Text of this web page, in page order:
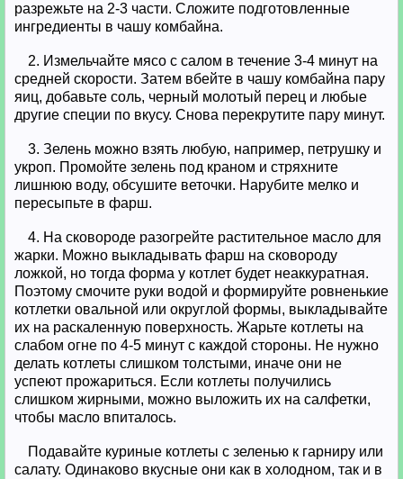
разрежьте на 2-3 части. Сложите подготовленные
ингредиенты в чашу комбайна.
2. Измельчайте мясо с салом в течение 3-4 минут на
средней скорости. Затем вбейте в чашу комбайна пару
яиц, добавьте соль, черный молотый перец и любые
другие специи по вкусу. Снова перекрутите пару минут.
3. Зелень можно взять любую, например, петрушку и
укроп. Промойте зелень под краном и стряхните
лишнюю воду, обсушите веточки. Нарубите мелко и
пересыпьте в фарш.
4. На сковороде разогрейте растительное масло для
жарки. Можно выкладывать фарш на сковороду
ложкой, но тогда форма у котлет будет неаккуратная.
Поэтому смочите руки водой и формируйте ровненькие
котлетки овальной или округлой формы, выкладывайте
их на раскаленную поверхность. Жарьте котлеты на
слабом огне по 4-5 минут с каждой стороны. Не нужно
делать котлеты слишком толстыми, иначе они не
успеют прожариться. Если котлеты получились
слишком жирными, можно выложить их на салфетки,
чтобы масло впиталось.
Подавайте куриные котлеты с зеленью к гарниру или
салату. Одинаково вкусные они как в холодном, так и в